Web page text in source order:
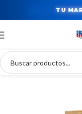
TU